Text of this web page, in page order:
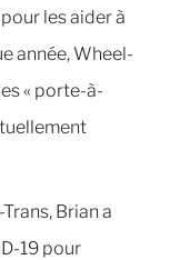
les aider à
année, Wheel-
« porte-à-
Brian a
19 pour